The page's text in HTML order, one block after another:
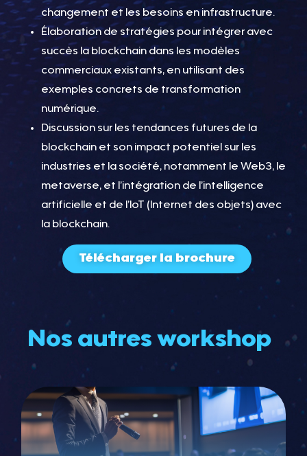
changement et les besoins en infrastructure.
Élaboration de stratégies pour intégrer avec
succès la blockchain dans les modèles
commerciaux existants, en utilisant des
exemples concrets de transformation
numérique.
Discussion sur les tendances futures de la
blockchain et son impact potentiel sur les
industries et la société, notamment le Web3, le
metaverse, et l’intégration de l’intelligence
artificielle et de l’IoT (Internet des objets) avec
la blockchain.
Télécharger la brochure
Nos autres workshop